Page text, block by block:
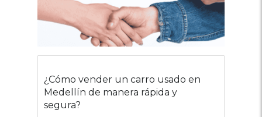
¿Cómo vender un carro usado en
Medellín de manera rápida y
segura?